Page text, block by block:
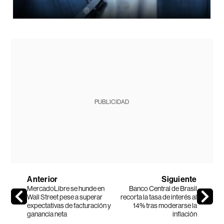
PUBLICIDAD
Anterior
MercadoLibre se hunde en
Wall Street pese a superar
expectativas de facturación y
ganancia neta
Siguiente
Banco Central de Brasil
recorta la tasa de interés al
14% tras moderarse la
inflación